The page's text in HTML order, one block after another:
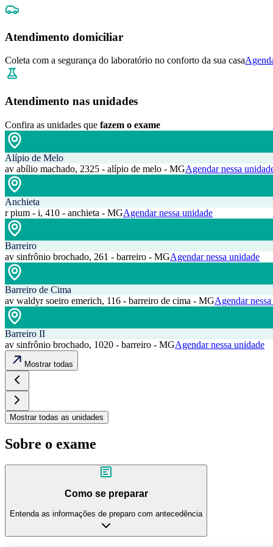
Atendimento domiciliar
Coleta com a segurança do laboratório no conforto da sua casa
Atendimento nas unidades
Confira as unidades que fazem o exame
Alípio de Melo
av abílio machado, 2325 - alípio de melo - MGAgendar nessa
Anchieta
r pium - i, 410 - anchieta - MGAgendar nessa unidade
Barreiro
av sinfrônio brochado, 261 - barreiro - MGAgendar nessa unidade
Barreiro de Cima
av waldyr soeiro emerich, 116 - barreiro de cima - MGAgendar
Barreiro II
av sinfrônio brochado, 1020 - barreiro - MGAgendar nessa unidade
Mostrar todas
Mostrar todas as unidades
Sobre o exame
Como se preparar
Entenda as informações de preparo com antecedência